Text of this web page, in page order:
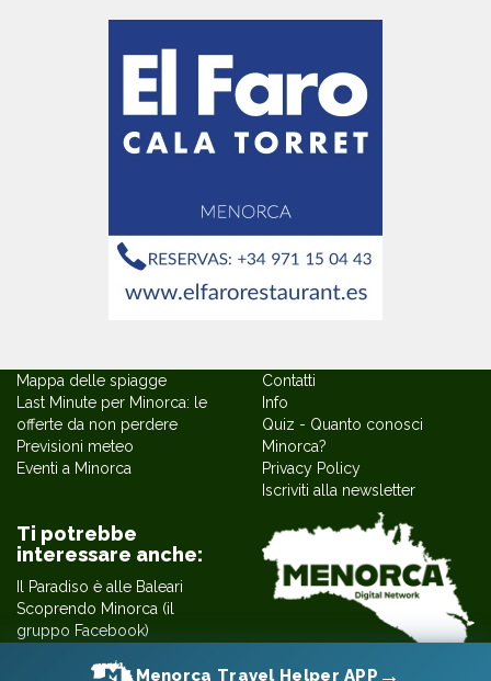
Menorca Travel Helper APP →
Mappa delle spiagge
Last Minute per Minorca: le
offerte da non perdere
Previsioni meteo
Eventi a Minorca
Contatti
Info
Quiz - Quanto conosci
Minorca?
Privacy Policy
Iscriviti alla newsletter
Ti potrebbe
interessare anche:
Il Paradiso è alle Baleari
Scoprendo Minorca (il
gruppo Facebook)
Minorca curiosa by Gloria
MENORCA DIGITAL NETWORK